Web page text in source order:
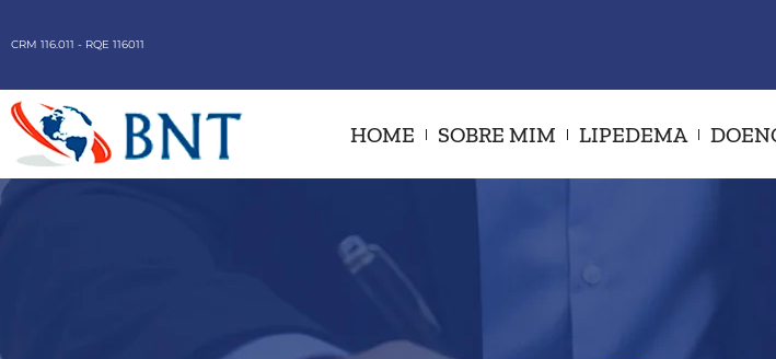
CRM 116.011 - RQE 116011
HOME SOBRE MIM LIPEDEMA